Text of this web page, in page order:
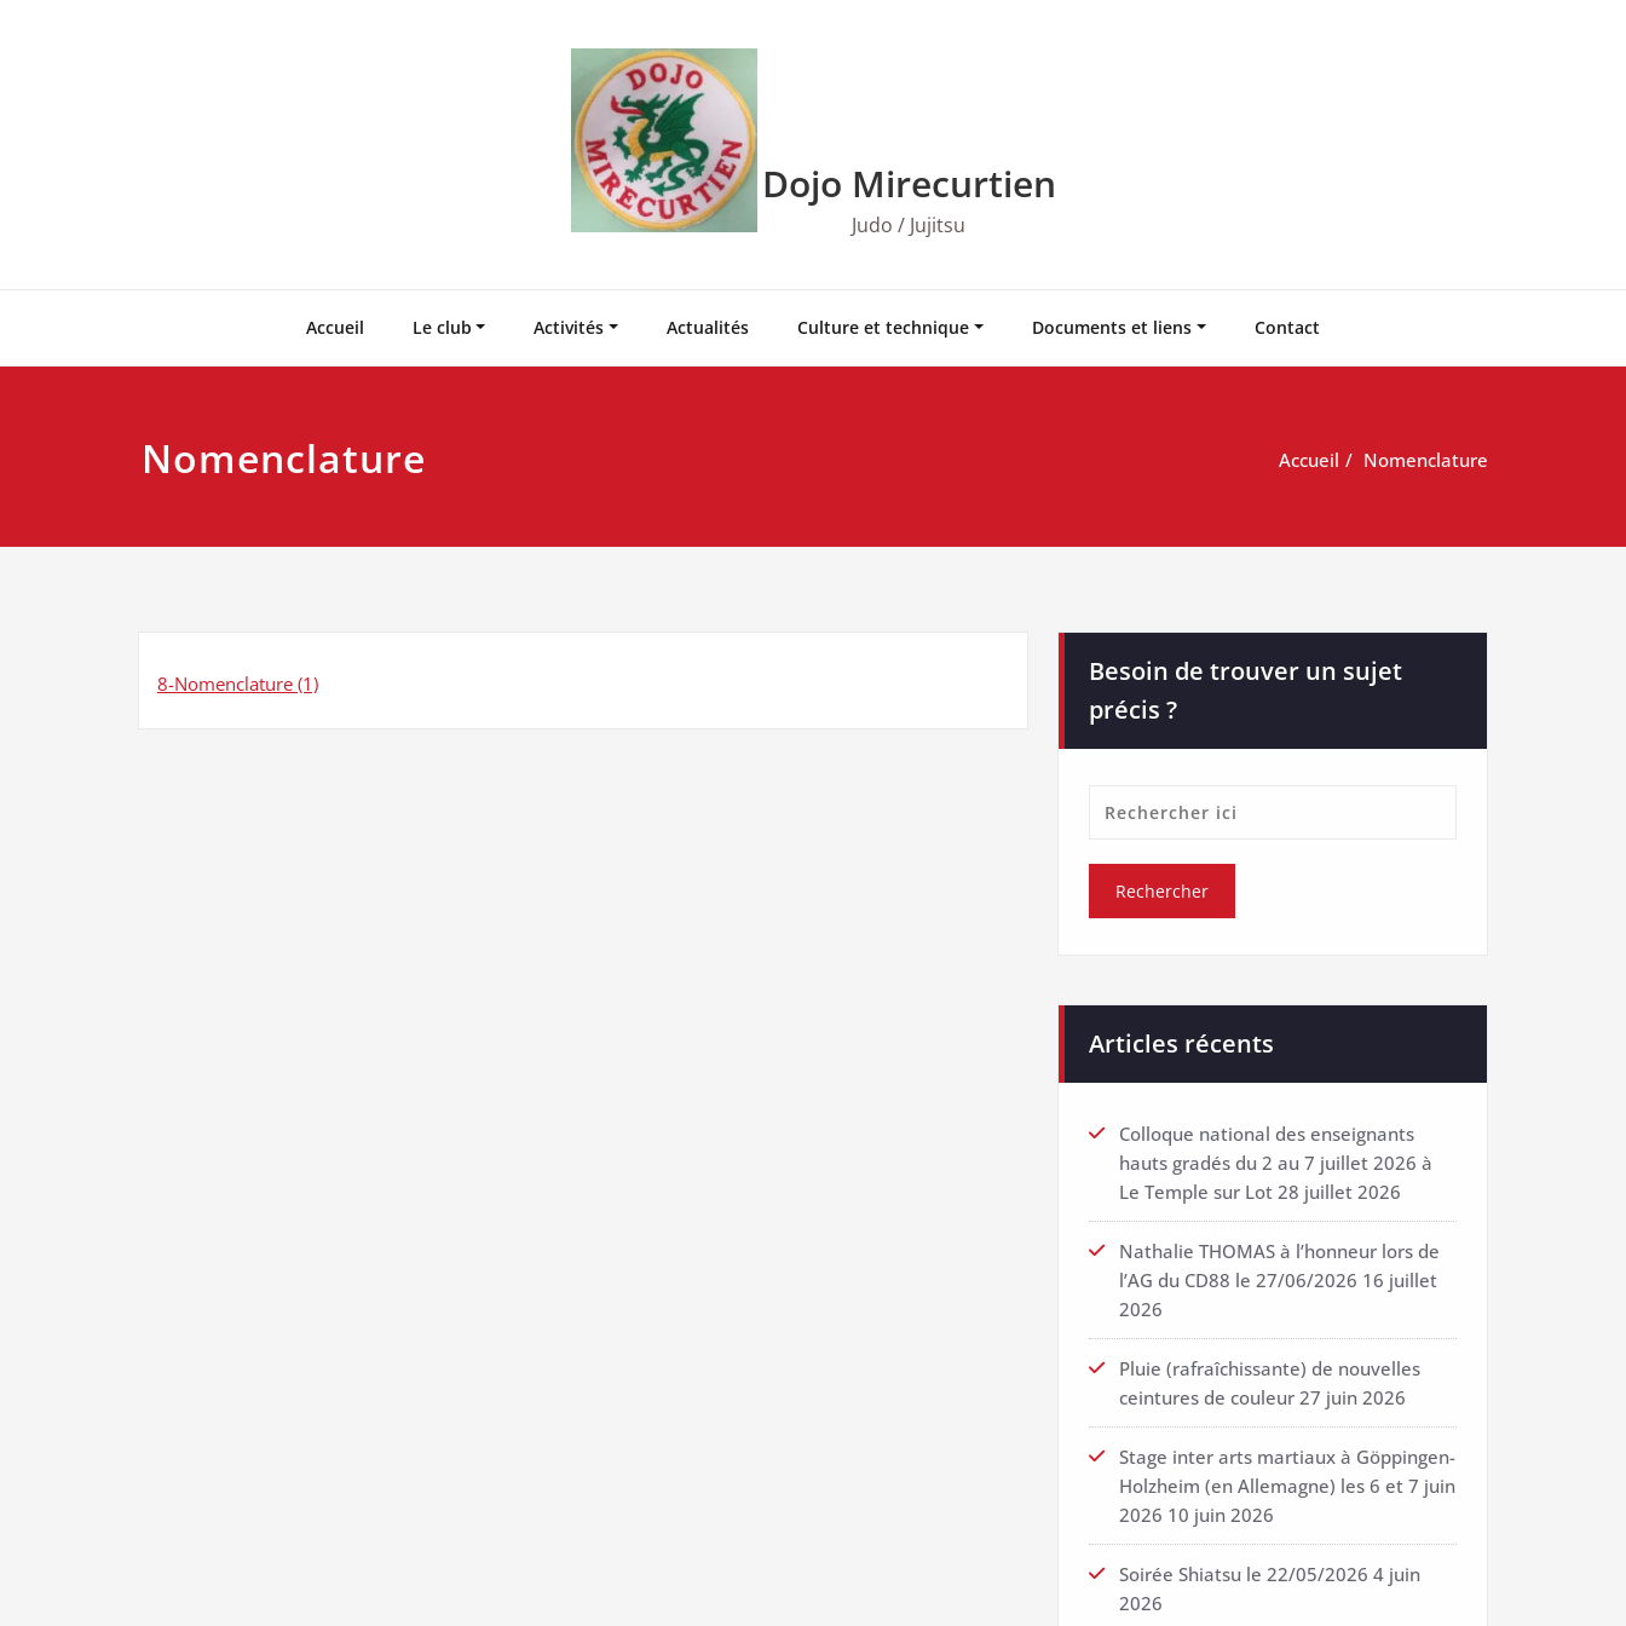
Dojo Mirecurtien
Judo / Jujitsu
Accueil Le club Activités Actualités Culture et technique Documents et liens Contact
Nomenclature Accueil Nomenclature
8-Nomenclature (1)
Besoin de trouver un sujet
précis ?
Articles récents
Colloque national des enseignants
hauts gradés du 2 au 7 juillet 2026 à
Le Temple sur Lot 28 juillet 2026
Nathalie THOMAS à l’honneur lors de
l’AG du CD88 le 27/06/2026 16 juillet
2026
Pluie (rafraîchissante) de nouvelles
ceintures de couleur 27 juin 2026
Stage inter arts martiaux à Göppingen-
Holzheim (en Allemagne) les 6 et 7 juin
2026 10 juin 2026
Soirée Shiatsu le 22/05/2026 4 juin
2026